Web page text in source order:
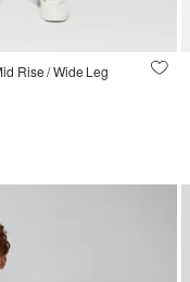
Rise / Wide Leg